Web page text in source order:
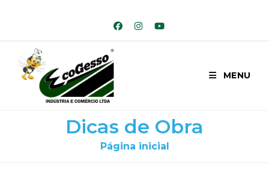
conteúdo
MENU
Dicas de Obra
Página inicial